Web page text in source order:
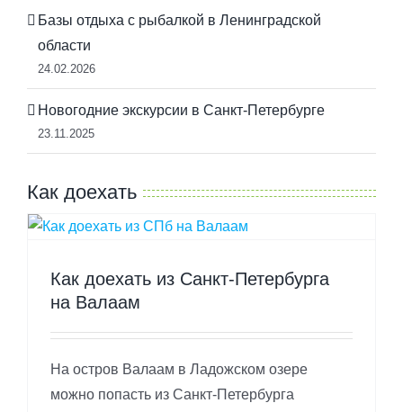
Базы отдыха с рыбалкой в Ленинградской
области
24.02.2026
Новогодние экскурсии в Санкт-Петербурге
23.11.2025
Как доехать
Как доехать из Санкт-Петербурга
на Валаам
На остров Валаам в Ладожском озере
можно попасть из Санкт-Петербурга